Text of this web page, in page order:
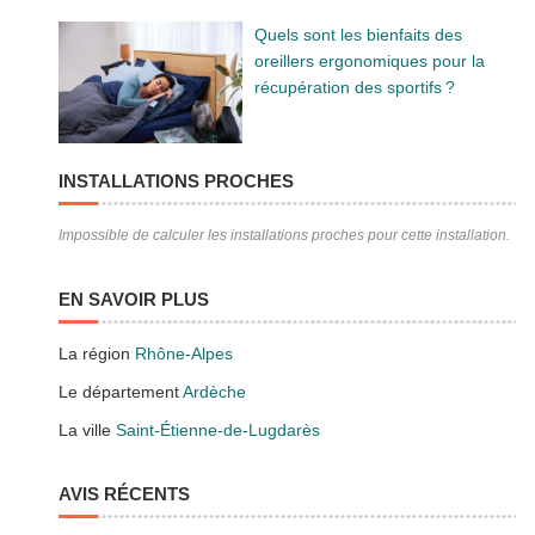
Quels sont les bienfaits des
oreillers ergonomiques pour la
récupération des sportifs ?
INSTALLATIONS PROCHES
Impossible de calculer les installations proches pour cette installation.
EN SAVOIR PLUS
La région Rhône-Alpes
Le départementArdèche
La villeSaint-Étienne-de-Lugdarès
AVIS RÉCENTS